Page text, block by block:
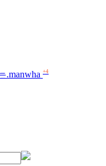
.manwha +4